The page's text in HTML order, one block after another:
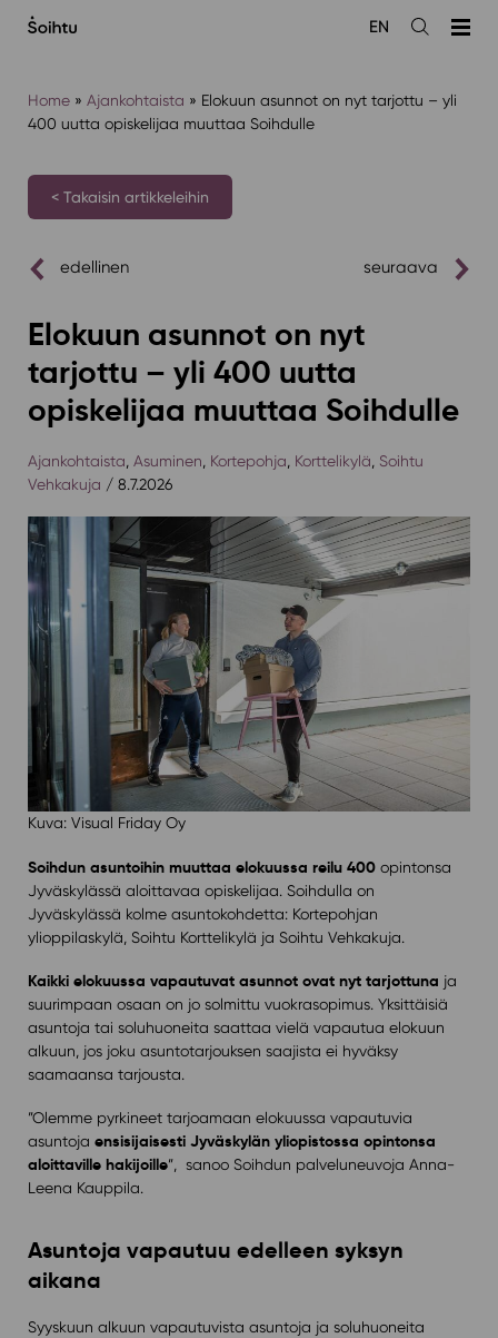
sisältöön
Avaa
EN
Home» Ajankohtaista » Elokuun asunnot on nyt tarjottu – yli
400 uutta opiskelijaa muuttaa Soihdulle
< Takaisin artikkeleihin
edellinen seuraava
Elokuun asunnot on nyt
tarjottu – yli 400 uutta
opiskelijaa muuttaa Soihdulle
Ajankohtaista Asuminen Kortepohja Korttelikylä Soihtu
Vehkakuja / 8.7.2026
Kuva: Visual Friday Oy
Soihdun asuntoihin muuttaa elokuussa reilu 400 opintonsa
Jyväskylässä aloittavaa opiskelijaa. Soihdulla on
Jyväskylässä kolme asuntokohdetta: Kortepohjan
ylioppilaskylä, Soihtu Korttelikylä ja Soihtu Vehkakuja.
Kaikki elokuussa vapautuvat asunnot ovat nyt tarjottuna ja
suurimpaan osaan on jo solmittu vuokrasopimus. Yksittäisiä
asuntoja tai soluhuoneita saattaa vielä vapautua elokuun
alkuun, jos joku asuntotarjouksen saajista ei hyväksy
saamaansa tarjousta.
”Olemme pyrkineet tarjoamaan elokuussa vapautuvia
asuntoja ensisijaisesti Jyväskylän yliopistossa opintonsa
aloittaville hakijoille”, sanoo Soihdun palveluneuvoja Anna-
Leena Kauppila.
Asuntoja vapautuu edelleen syksyn
aikana
Syyskuun alkuun vapautuvista asuntoja ja soluhuoneita